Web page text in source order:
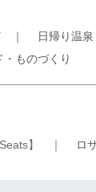
｜ 日帰り温泉
ものづくり
Seats】 ｜ ロ